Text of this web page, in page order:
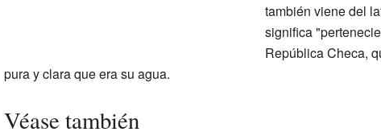
también viene del
significa
República Checa,
pura y clara que era su agua.
Véase también